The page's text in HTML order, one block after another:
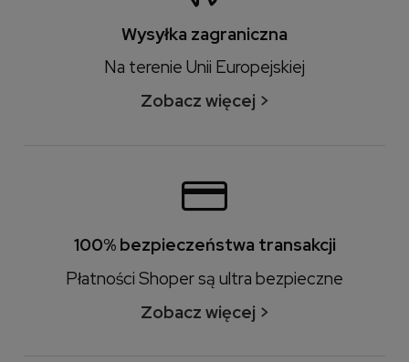
Wysyłka zagraniczna
Na terenie Unii Europejskiej
Zobacz więcej >
100% bezpieczeństwa transakcji
Płatności Shoper są ultra bezpieczne
Zobacz więcej >